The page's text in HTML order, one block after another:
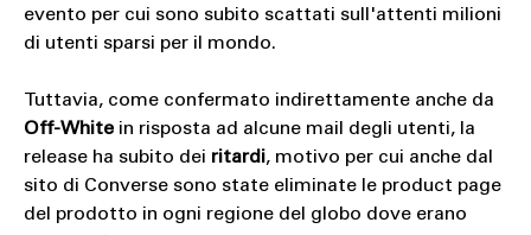
evento per cui sono subito scattati sull'attenti milioni
di utenti sparsi per il mondo.
Tuttavia, come confermato indirettamente anche da
Off-Whitein risposta ad alcune mail degli utenti, la
release ha subito dei ritardi, motivo per cui anche dal
sito di Converse sono state eliminate le product page
del prodotto in ogni regione del globo dove erano